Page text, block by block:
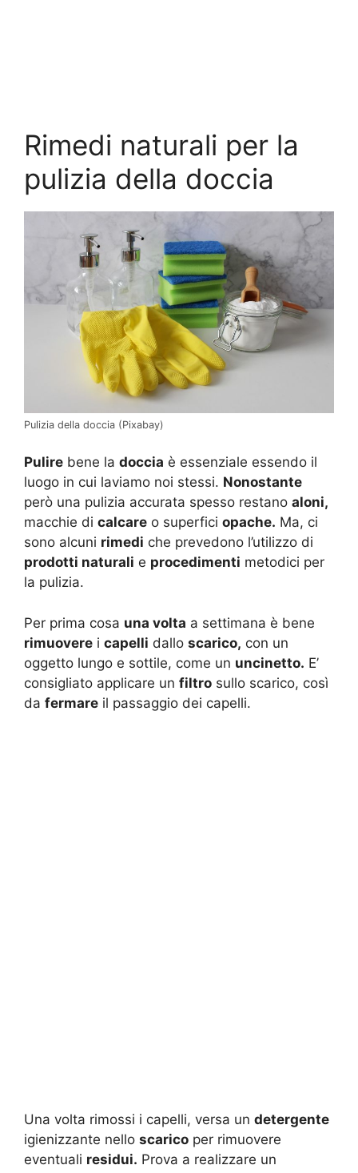
Rimedi naturali per la
pulizia della doccia
Pulizia della doccia (Pixabay)
Pulire bene la doccia è essenziale essendo il
luogo in cui laviamo noi stessi. Nonostante
però una pulizia accurata spesso restano aloni,
macchie di calcare o superfici opache. Ma, ci
sono alcuni rimedi che prevedono l’utilizzo di
prodotti naturali e procedimenti metodici per
la pulizia.
Per prima cosa una volta a settimana è bene
rimuovere i capelli dallo scarico, con un
oggetto lungo e sottile, come un uncinetto. E’
consigliato applicare un filtro sullo scarico, così
da fermare il passaggio dei capelli.
Una volta rimossi i capelli, versa un detergente
igienizzante nello scarico per rimuovere
eventuali residui. Prova a realizzare un